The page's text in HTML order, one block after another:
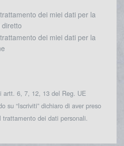
dei miei dati per la
dei miei dati per la
artt. 6, 7, 12, 13 del Reg. UE
su “Iscriviti” dichiaro di aver preso
trattamento dei dati personali.